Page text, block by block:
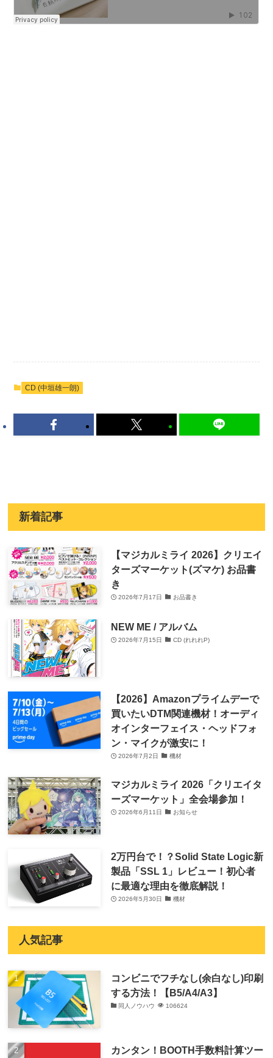
CD (中垣雄一朗)
新着記事
【マジカルミライ 2026】クリエイ
ターズマーケット(ズマケ) お品書
き
2026年7月17日 お品書き
NEW ME / アルバム
2026年7月15日 CD (れれれP)
【2026】Amazonプライムデーで
買いたいDTM関連機材！オーディ
オインターフェイス・ヘッドフォ
ン・マイクが激安に！
2026年7月2日 機材
マジカルミライ 2026「クリエイタ
ーズマーケット」全会場参加！
2026年6月11日 お知らせ
2万円台で！？Solid State Logic新
製品「SSL 1」レビュー！初心者
に最適な理由を徹底解説！
2026年5月30日 機材
人気記事
コンビニでフチなし(余白なし)印刷
する方法！【B5/A4/A3】
同人ノウハウ 106624
カンタン！BOOTH手数料計算ツー